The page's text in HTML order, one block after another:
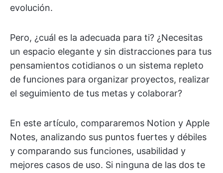
evolución.
Pero, ¿cuál es la adecuada para ti? ¿Necesitas
un espacio elegante y sin distracciones para tus
pensamientos cotidianos o un sistema repleto
de funciones para organizar proyectos, realizar
el seguimiento de tus metas y colaborar?
En este artículo, compararemos Notion y Apple
Notes, analizando sus puntos fuertes y débiles
y comparando sus funciones, usabilidad y
mejores casos de uso. Si ninguna de las dos te